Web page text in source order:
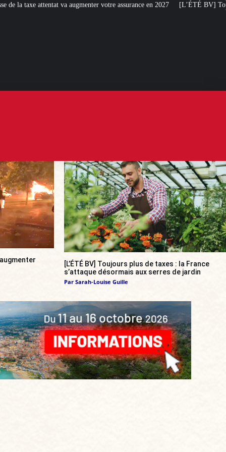
votre assurance en 2027 [L’ÉTÉ BV] Toujours plus de taxes : la
[L’ÉTÉ BV] Toujours plus de taxes : la France
s’attaque désormais aux serres de jardin
Par Sarah-Louise Guille